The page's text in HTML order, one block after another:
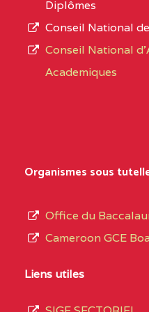
EXTREME-
NORD
NORD
L’offre
d’éducation
de
du
Diplômes
Conseil National
Conseil National
Academiques
Organismes sous
Office du
Cameroon GCE
Liens utiles